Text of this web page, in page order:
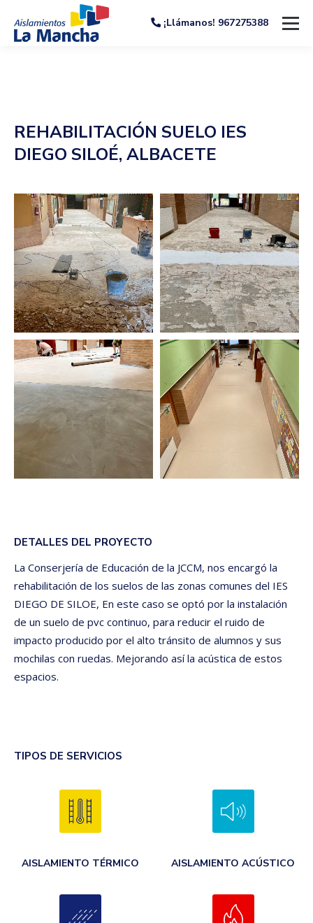
¡Llámanos! 967275388
REHABILITACIÓN SUELO IES
DIEGO SILOÉ, ALBACETE
DETALLES DEL PROYECTO
La Conserjería de Educación de la JCCM, nos encargó la
rehabilitación de los suelos de las zonas comunes del IES
DIEGO DE SILOE, En este caso se optó por la instalación
de un suelo de pvc continuo, para reducir el ruido de
impacto producido por el alto tránsito de alumnos y sus
mochilas con ruedas. Mejorando así la acústica de estos
espacios.
TIPOS DE SERVICIOS
AISLAMIENTO TÉRMICO AISLAMIENTO ACÚSTICO